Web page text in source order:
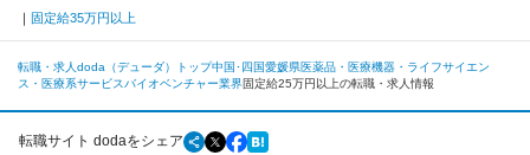
固定給35万円以上
転職・求人doda（デューダ）トップ中国･四国愛媛県医薬品・医療機器・ライフサイエン
ス・医療系サービス バイオベンチャー業界固定給25万円以上の転職・求人情報
転職サイト dodaをシェア